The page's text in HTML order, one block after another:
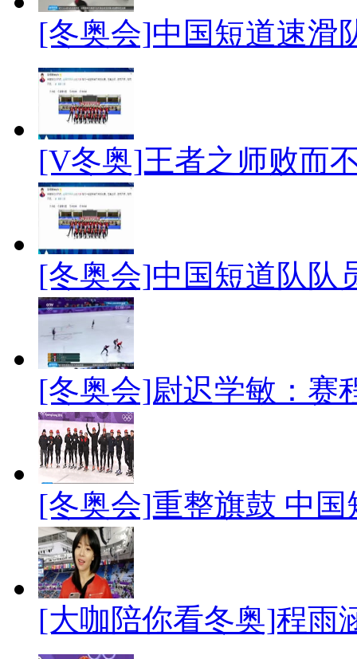
[冬奥会]中国短道速滑
[V冬奥]王者之师败而
[冬奥会]中国短道队队
[冬奥会]尉迟学敏：赛
[冬奥会]重整旗鼓 中
[大咖陪你看冬奥]程雨